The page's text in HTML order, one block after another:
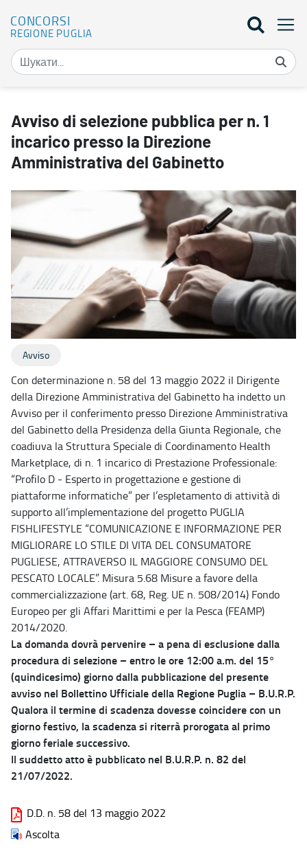
CONCORSI
REGIONE PUGLIA
Avviso di selezione pubblica per n. 1
incarico presso la Direzione
Amministrativa del Gabinetto
Avviso
Con determinazione n. 58 del 13 maggio 2022 il Dirigente
della Direzione Amministrativa del Gabinetto ha indetto un
Avviso per il conferimento presso Direzione Amministrativa
del Gabinetto della Presidenza della Giunta Regionale, che
coadiuva la Struttura Speciale di Coordinamento Health
Marketplace, di n. 1 incarico di Prestazione Professionale:
“Profilo D - Esperto in progettazione e gestione di
piattaforme informatiche” per l’espletamento di attività di
supporto all’implementazione del progetto PUGLIA
FISHLIFESTYLE “COMUNICAZIONE E INFORMAZIONE PER
MIGLIORARE LO STILE DI VITA DEL CONSUMATORE
PUGLIESE, ATTRAVERSO IL MAGGIORE CONSUMO DEL
PESCATO LOCALE”. Misura 5.68 Misure a favore della
commercializzazione (art. 68, Reg. UE n. 508/2014) Fondo
Europeo per gli Affari Marittimi e per la Pesca (FEAMP)
2014/2020.
La domanda dovrà pervenire – a pena di esclusione dalla
procedura di selezione – entro le ore 12:00 a.m. del 15°
(quindicesimo) giorno dalla pubblicazione del presente
avviso nel Bollettino Ufficiale della Regione Puglia – B.U.R.P.
Qualora il termine di scadenza dovesse coincidere con un
giorno festivo, la scadenza si riterrà prorogata al primo
giorno feriale successivo.
Il suddetto atto è pubblicato nel B.U.R.P. n. 82 del
21/07/2022.
D.D. n. 58 del 13 maggio 2022
Ascolta